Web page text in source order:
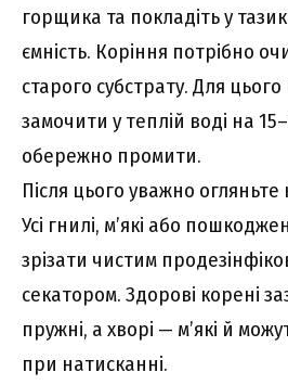
горщика та покладіть у
ємність. Коріння потрібно
старого субстрату. Для
замочити у теплій воді на
обережно промити.
Після цього уважно
Усі гнилі, м’які або
зрізати чистим
секатором. Здорові корені
пружні, а хворі — м’які й
при натисканні.